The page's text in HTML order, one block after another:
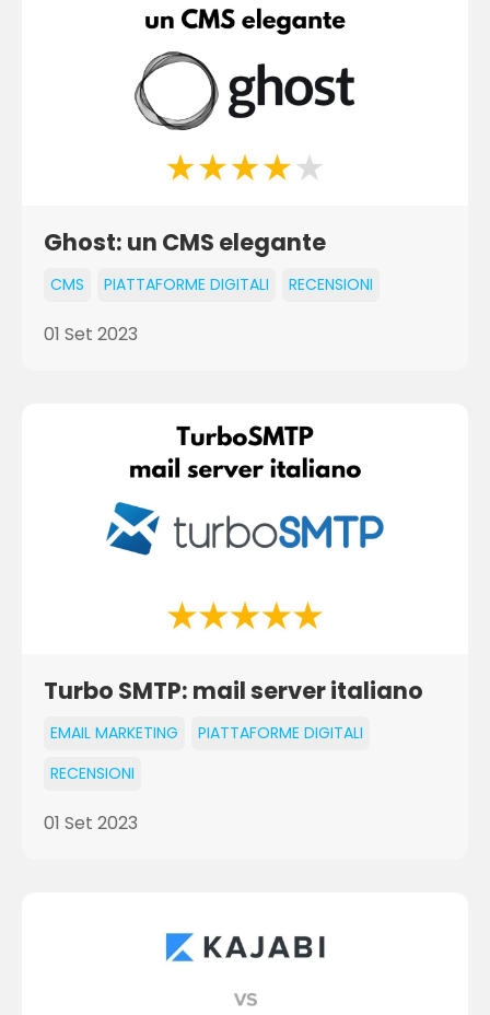
Ghost: un CMS elegante
CMS PIATTAFORME DIGITALI RECENSIONI
01 Set 2023
Turbo SMTP: mail server italiano
EMAIL MARKETING
PIATTAFORME DIGITALI
RECENSIONI
01 Set 2023